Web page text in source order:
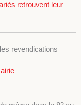
retrouvent leur
revendications